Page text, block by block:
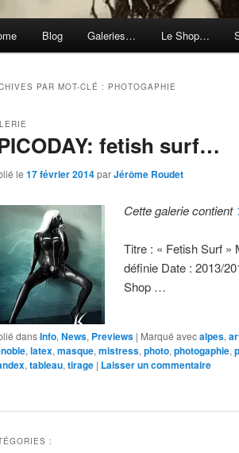
Blog Galeries… Le Shop…
PAR MOT-CLÉ : PHOTOGAPHIE
fetish surf…
le 17 février 2014parJérôme Roudet
Cette galerie contient
Titre : « Fetish Surf »
définie Date : 2013/
Shop …
dansInfo, News, Previews | Marqué avecalpes,
, latex, masque, mistress, photo, photogaphie,
, tableau, tirage | Laisser un commentaire
: